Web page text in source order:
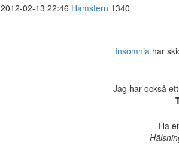
2012-02-13 22:46 Hamstern 1340
Insomnia har
Jag har också
Ha